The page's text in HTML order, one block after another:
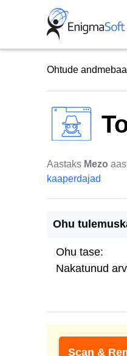
Ohtude
Aastaks Mezo
kaaperdajad
Ohu
Ohu tase:
Nakatunud
Scan &